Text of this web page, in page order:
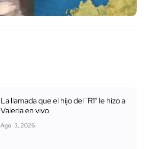
La llamada que el hijo del "R1" le hizo a
Valeria en vivo
Ago. 3, 2026